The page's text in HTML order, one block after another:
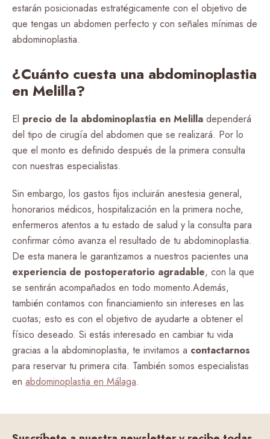
estarán posicionadas estratégicamente con el objetivo de
que tengas un abdomen perfecto y con señales mínimas de
abdominoplastia.
¿Cuánto cuesta una abdominoplastia
en Melilla?
El precio de la abdominoplastia en Melilla dependerá
del tipo de cirugía del abdomen que se realizará. Por lo
que el monto es definido después de la primera consulta
con nuestras especialistas.
Sin embargo, los gastos fijos incluirán anestesia general,
honorarios médicos, hospitalización en la primera noche,
enfermeros atentos a tu estado de salud y la consulta para
confirmar cómo avanza el resultado de tu abdominoplastia.
De esta manera le garantizamos a nuestros pacientes una
experiencia de postoperatorio agradable, con la que
se sentirán acompañados en todo momento.Además,
también contamos con financiamiento sin intereses en las
cuotas; esto es con el objetivo de ayudarte a obtener el
físico deseado. Si estás interesado en cambiar tu vida
gracias a la abdominoplastia, te invitamos a contactarnos
para reservar tu primera cita. También somos especialistas
en abdominoplastia en Málaga.